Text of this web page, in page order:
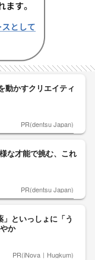
動かすクリエイティ
PR(dentsu Japan)
な才能で挑む、これ
PR(dentsu Japan)
」といっしょに「う
か
PR(iNova｜Hugkum)